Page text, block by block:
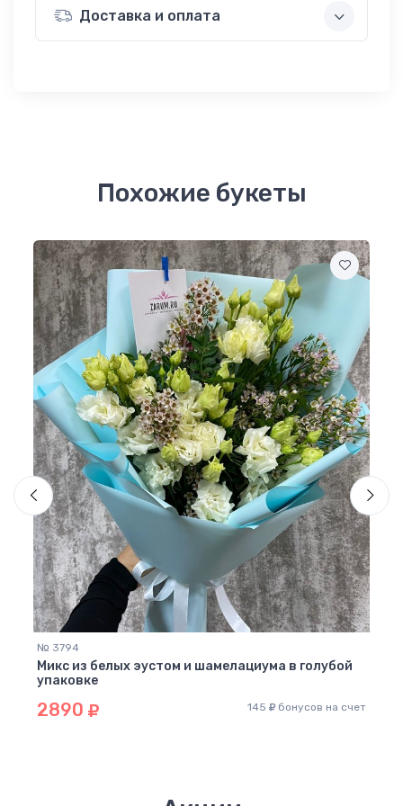
Доставка и оплата
Похожие букеты
№ 3794
Микс из белых эустом и шамелациума в голубой
упаковке
2890 145 бонусов на счет